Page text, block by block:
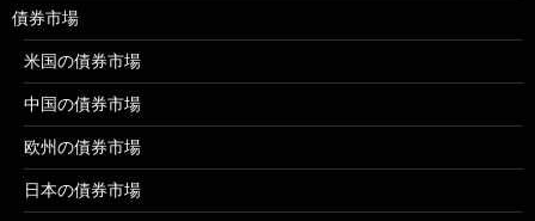
債券市場
米国の債券市場
中国の債券市場
欧州の債券市場
日本の債券市場